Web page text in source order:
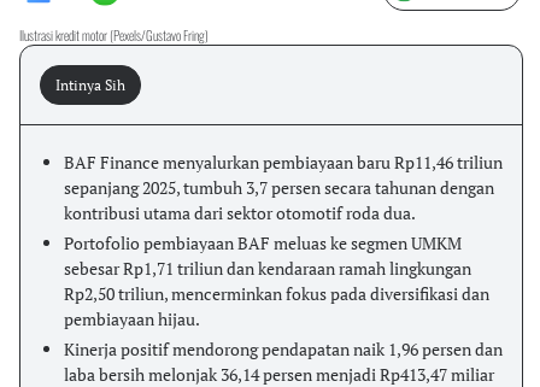
Ilustrasi kredit motor (Pexels/Gustavo Fring)
Intinya Sih
BAF Finance menyalurkan pembiayaan baru Rp11,46 triliun
sepanjang 2025, tumbuh 3,7 persen secara tahunan dengan
kontribusi utama dari sektor otomotif roda dua.
Portofolio pembiayaan BAF meluas ke segmen UMKM
sebesar Rp1,71 triliun dan kendaraan ramah lingkungan
Rp2,50 triliun, mencerminkan fokus pada diversifikasi dan
pembiayaan hijau.
Kinerja positif mendorong pendapatan naik 1,96 persen dan
laba bersih melonjak 36,14 persen menjadi Rp413,47 miliar